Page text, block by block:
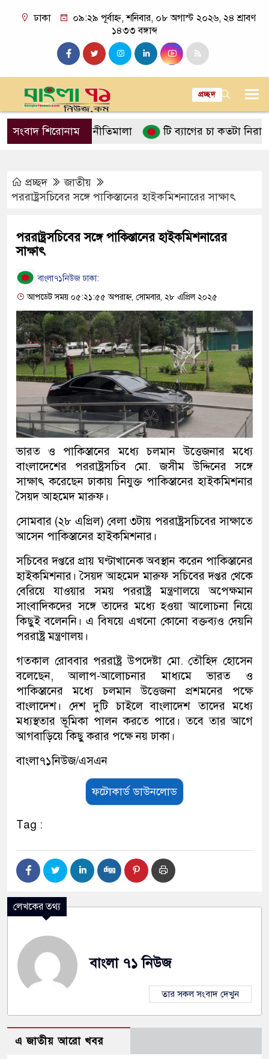
ঢাকা
০৯:২৯ পূর্বাহ্ন, শনিবার, ০৮ অগাস্ট ২০২৬, ২৪ শ্রাবণ
১৪৩৩ বঙ্গাব্দ
প্রচ্ছদ
সংবাদ শিরোনাম
ইসলামের নীতিমালা টি ব্যাগের চা কতটা নিরাপদ
প্রচ্ছদ
জাতীয়
পররাষ্ট্রস‌চিবের স‌ঙ্গে পাকিস্তানের হাইকমিশনারের সাক্ষাৎ
পররাষ্ট্রস‌চিবের স‌ঙ্গে পাকিস্তানের হাইকমিশনারের
সাক্ষাৎ
বাংলা৭১নিউজ ঢাকা:
আপডেট সময় ০৫:২১:৫৫ অপরাহ্ন, সোমবার, ২৮ এপ্রিল ২০২৫
ভারত ও পাকিস্তানের মধ্যে চলমান উত্তেজনার মধ্যে
বাংলা‌দে‌শের পররাষ্ট্রসচিব মো. জসীম উ‌দ্দি‌নের সঙ্গে
সাক্ষাৎ ক‌রে‌ছেন ঢাকায় নিযুক্ত পাকিস্তানের হাইকমিশনার
সৈয়দ আহমেদ মারুফ।
সোমবার (২৮ এ‌প্রিল) বেলা ৩টায় পররাষ্ট্রস‌চিবের সাক্ষা‌তে
আসেন পাকিস্তানের হাইকমিশনার।
স‌চি‌বের দপ্তরে প্রায় ঘণ্টাখানেক অবস্থান করেন পাকিস্তানের
হাইকমিশনার। সৈয়দ আহমেদ মারুফ স‌চি‌বের দপ্তর থে‌কে
বে‌রি‌য়ে যাওয়ার সময় পররাষ্ট্র মন্ত্রণালয়ে অ‌পেক্ষমান
সাংবাদিকদের সঙ্গে তাদের মধ্যে হওয়া আলোচনা নি‌য়ে
কিছুই ব‌লেন‌নি। এ বিষ‌য়ে এখ‌নো কো‌নো বক্তব্যও দেয়‌নি
পররাষ্ট্র মন্ত্রণালয়।
গতকাল রোববার পররাষ্ট্র উপদেষ্টা মো. তৌহিদ হোসেন
বলেছেন, আলাপ-আলোচনার মাধ্যমে ভারত ও
পাকিস্তানের মধ্যে চলমান উত্তেজনা প্রশমনের পক্ষে
বাংলাদেশ। দেশ দুটি চাইলে বাংলাদেশ তাদের মধ্যে
মধ্যস্থতার ভূমিকা পালন করতে পারে। তবে তার আগে
আগবাড়িয়ে কিছু করার পক্ষে নয় ঢাকা।
বাংলা৭১নিউজ/এসএন
ফটোকার্ড ডাউনলোড
Tag :
লেখকের তথ্য
বাংলা ৭১ নিউজ
তার সকল সংবাদ দেখুন
এ জাতীয় আরো খবর